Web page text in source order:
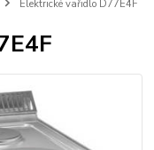
Elektrické vařidlo D77E4F